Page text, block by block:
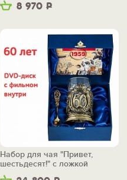
8 970 Р
Набор для чая "Привет,
шестьдесят!" с ложкой